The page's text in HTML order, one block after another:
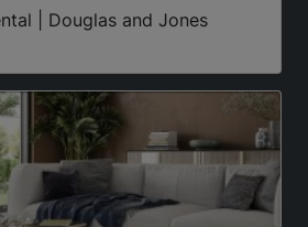
| Douglas and Jones